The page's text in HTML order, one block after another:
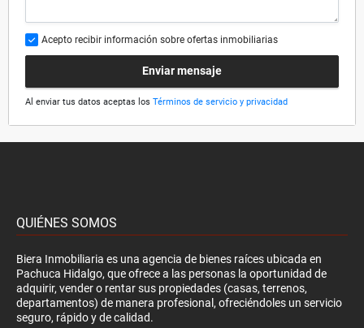
Acepto recibir información sobre ofertas inmobiliarias
Enviar mensaje
Al enviar tus datos aceptas los Términos de servicio y privacidad
QUIÉNES SOMOS
Biera Inmobiliaria es una agencia de bienes raíces ubicada en
Pachuca Hidalgo, que ofrece a las personas la oportunidad de
adquirir, vender o rentar sus propiedades (casas, terrenos,
departamentos) de manera profesional, ofreciéndoles un servicio
seguro, rápido y de calidad.